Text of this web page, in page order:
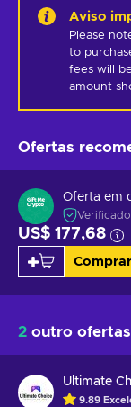
Aviso
Please
to
fees will
amount
Ofertas
Oferta em
US$ 177,68
2 outro ofertas
Ultimate
9.89